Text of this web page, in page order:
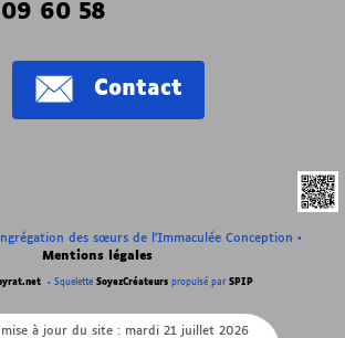
60 58
Contact
des sœurs de l’Immaculée Conception •
Mentions légales
pyrat.net • Squelette SoyezCréateurs propulsé par SPIP
mise à jour du site : mardi 21 juillet 2026